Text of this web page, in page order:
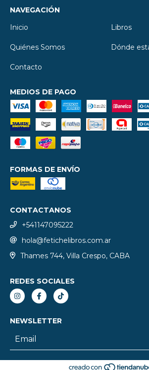
NAVEGACIÓN
Inicio
Libros
Quiénes Somos Dónde
Contacto
MEDIOS DE PAGO
FORMAS DE ENVÍO
CONTACTANOS
+541147095222
hola@fetichelibros.com.ar
Thames 744, Villa Crespo, CABA
REDES SOCIALES
NEWSLETTER